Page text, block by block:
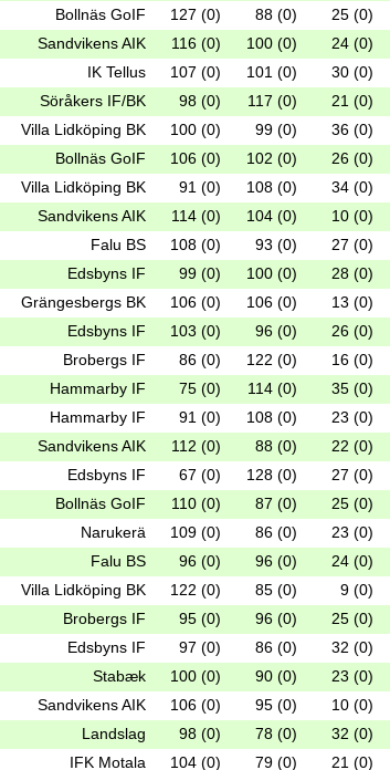
Bollnäs GoIF 127 (0) 88 (0) 25 (0)
Sandvikens AIK 116 (0) 100 (0) 24 (0)
IK Tellus 107 (0) 101 (0) 30 (0)
Söråkers IF/BK 98 (0) 117 (0) 21 (0)
Villa Lidköping BK 100 (0) 99 (0) 36 (0)
Bollnäs GoIF 106 (0) 102 (0) 26 (0)
Villa Lidköping BK 91 (0) 108 (0) 34 (0)
Sandvikens AIK 114 (0) 104 (0) 10 (0)
Falu BS 108 (0) 93 (0) 27 (0)
Edsbyns IF 99 (0) 100 (0) 28 (0)
Grängesbergs BK 106 (0) 106 (0) 13 (0)
Edsbyns IF 103 (0) 96 (0) 26 (0)
Brobergs IF 86 (0) 122 (0) 16 (0)
Hammarby IF 75 (0) 114 (0) 35 (0)
Hammarby IF 91 (0) 108 (0) 23 (0)
Sandvikens AIK 112 (0) 88 (0) 22 (0)
Edsbyns IF 67 (0) 128 (0) 27 (0)
Bollnäs GoIF 110 (0) 87 (0) 25 (0)
Narukerä 109 (0) 86 (0) 23 (0)
Falu BS 96 (0) 96 (0) 24 (0)
Villa Lidköping BK 122 (0) 85 (0) 9 (0)
Brobergs IF 95 (0) 96 (0) 25 (0)
Edsbyns IF 97 (0) 86 (0) 32 (0)
Stabæk 100 (0) 90 (0) 23 (0)
Sandvikens AIK 106 (0) 95 (0) 10 (0)
Landslag 98 (0) 78 (0) 32 (0)
IFK Motala 104 (0) 79 (0) 21 (0)